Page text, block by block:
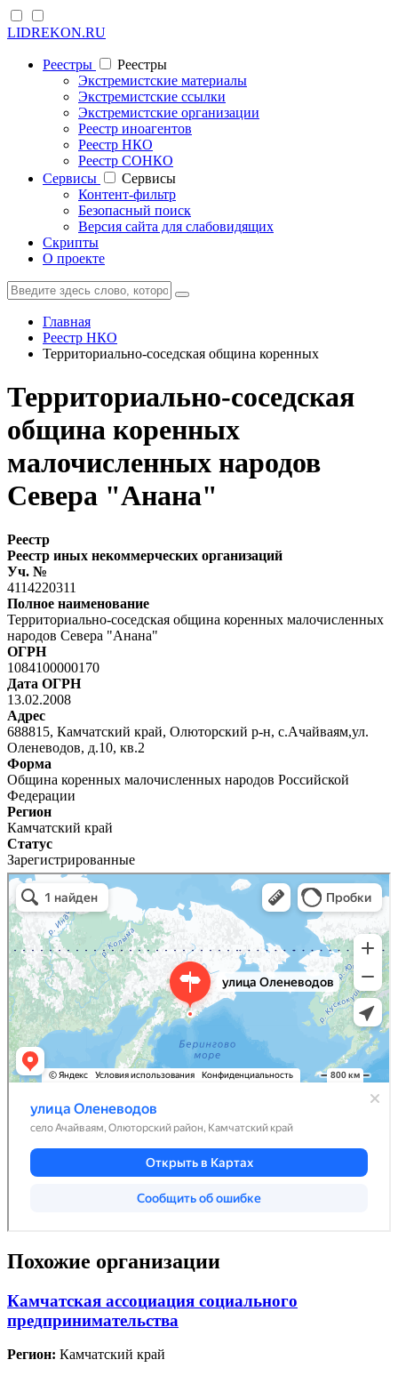
LIDREKON.RU
Реестры
Реестры
Экстремистские материалы
Экстремистские ссылки
Экстремистские организации
Реестр иноагентов
Реестр НКО
Реестр СОНКО
Cервисы
Cервисы
Контент-фильтр
Безопасный поиск
Версия сайта для слабовидящих
Скрипты
О проекте
Главная
Реестр НКО
Территориально-соседская община коренных
Территориально-соседская
община коренных
малочисленных народов
Севера "Анана"
Реестр
Реестр иных некоммерческих организаций
Уч. №
4114220311
Полное наименование
Территориально-соседская община коренных малочисленных
народов Севера "Анана"
ОГРН
1084100000170
Дата ОГРН
13.02.2008
Адрес
688815, Камчатский край, Олюторский р-н, с.Ачайваям,ул.
Оленеводов, д.10, кв.2
Форма
Община коренных малочисленных народов Российской
Федерации
Регион
Камчатский край
Статус
Зарегистрированные
Похожие организации
Камчатская ассоциация социального
предпринимательства
Регион: Камчатский край